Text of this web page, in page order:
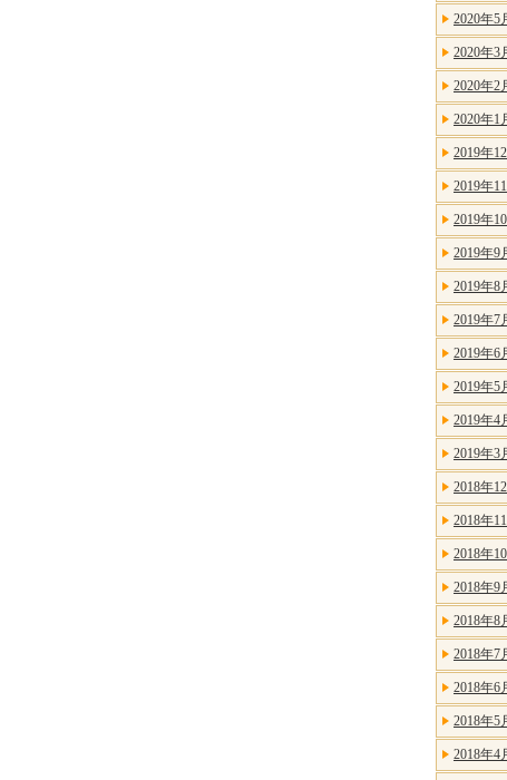
2020年5
2020年3
2020年2
2020年1
2019年
2019年
2019年
2019年9
2019年8
2019年7
2019年6
2019年5
2019年4
2019年3
2018年
2018年
2018年
2018年9
2018年8
2018年7
2018年6
2018年5
2018年4